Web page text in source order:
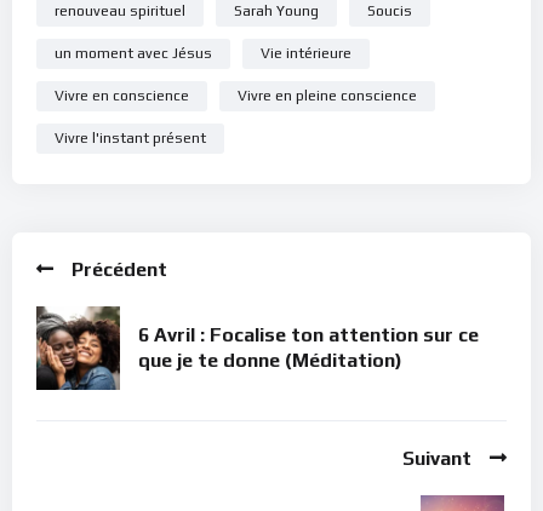
renouveau spirituel Sarah Young Soucis
un moment avec Jésus Vie intérieure
Vivre en conscience Vivre en pleine conscience
Vivre l'instant présent
Précédent
6 Avril : Focalise ton attention sur ce
que je te donne (Méditation)
Suivant